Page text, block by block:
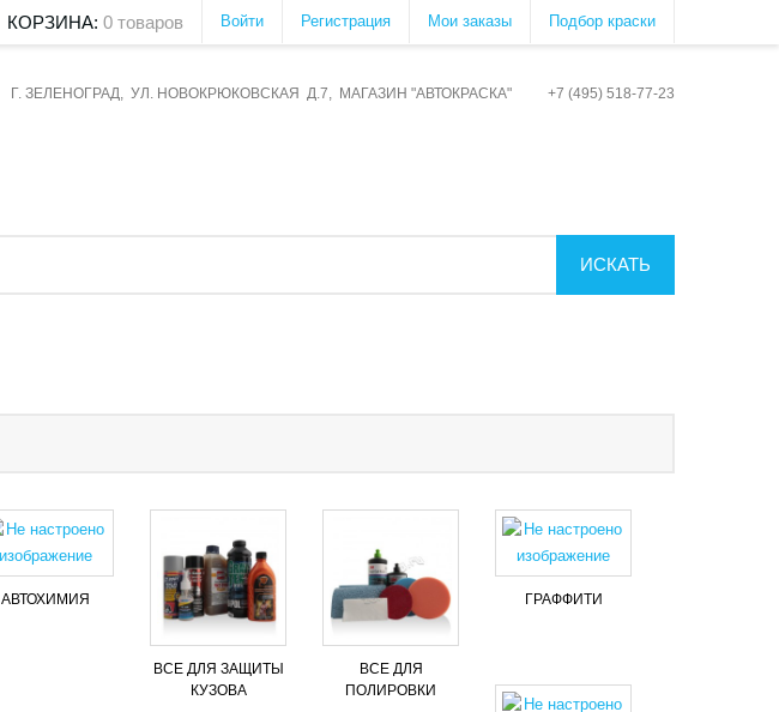
Войти Регистрация Мои заказы Подбор краски
КОРЗИНА: 0 товаров
Г. ЗЕЛЕНОГРАД, УЛ. НОВОКРЮКОВСКАЯ Д.7, МАГАЗИН "АВТОКРАСКА" +7 (495) 518-77-23
ИСКАТЬ
АВТОХИМИЯ
ВСЕ ДЛЯ ЗАЩИТЫ
КУЗОВА
ВСЕ ДЛЯ
ПОЛИРОВКИ
ГРАФФИТИ